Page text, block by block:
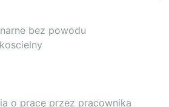
bez powodu
o pracę przez pracownika